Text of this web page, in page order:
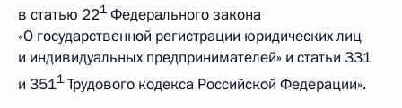
в статью 221 Федерального закона
«О государственной регистрации юридических лиц
и индивидуальных предпринимателей» и статьи 331
и 3511 Трудового кодекса Российской Федерации».